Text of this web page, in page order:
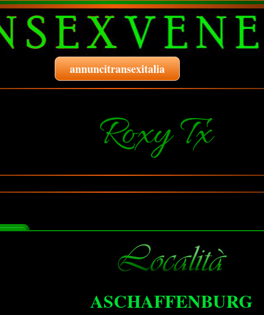
annuncitransexitalia
Roxy Tx
ASCHAFFENBURG